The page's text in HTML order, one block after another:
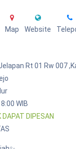
Map Website
Rt 01 Rw 007
WIB
DAPAT DIPESAN